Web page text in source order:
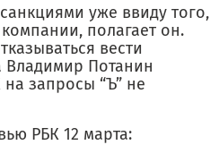
уже ввиду того,
полагает он.
вести
Владимир Потанин
запросы “Ъ” не
РБК 12 марта: